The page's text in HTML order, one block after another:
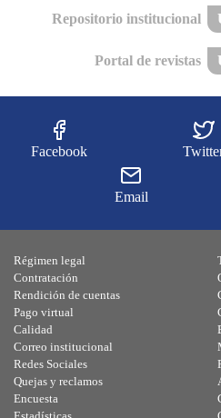
Repositorio institucional
Portal de revistas
Facebook
Email
Régimen legal
Contratación
Rendición de cuentas
Pago virtual
Calidad
Correo institucional
Redes Sociales
Quejas y reclamos
Encuesta